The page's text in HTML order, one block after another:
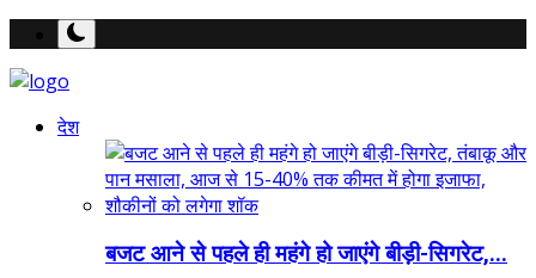
देश
बजट आने से पहले ही महंगे हो जाएंगे बीड़ी-सिगरेट,...